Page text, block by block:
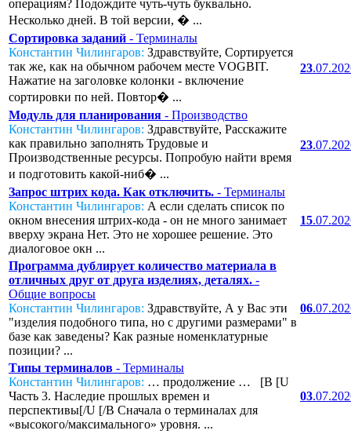
операциям? Подождите чуть-чуть буквально.
Несколько дней. В той версии, � ...
Сортировка заданий - Терминалы
Константин Чилингаров: Здравствуйте, Сортируется
так же, как на обычном рабочем месте VOGBIT.
Нажатие на заголовке колонки - включение
сортировки по ней. Повтор� ...
23
Модуль для планирования - Производство
Константин Чилингаров: Здравствуйте, Расскажите
как правильно заполнять Трудовые и
Производственные ресурсы. Попробую найти время
и подготовить какой-ниб� ...
23
Запрос штрих кода. Как отключить. - Терминалы
Константин Чилингаров: А если сделать список по
окном внесения штрих-кода - он не много занимает
вверху экрана Нет. Это не хорошее решение. Это
диалоговое окн ...
15
Программа дублирует количество материала в
отличных друг от друга изделиях, деталях. -
Общие вопросы
Константин Чилингаров: Здравствуйте, А у Вас эти
"изделия подобного типа, но с другими размерами" в
базе как заведены? Как разные номенклатурные
позиции? ...
06
Типы терминалов - Терминалы
Константин Чилингаров: … продолжение … [B [U
Часть 3. Наследие прошлых времен и
перспективы[/U [/B Сначала о терминалах для
«высокого/максимального» уровня. ...
03